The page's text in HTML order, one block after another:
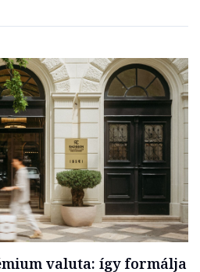
valuta: így formálja